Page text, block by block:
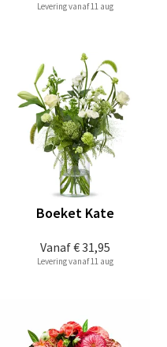
Levering vanaf 11 aug
Vanaf€ 31,95
Boeket Kate
Levering vanaf 11 aug